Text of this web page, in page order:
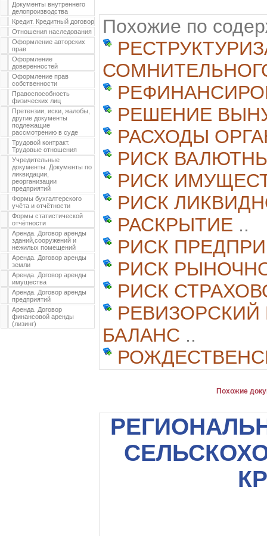
Документы внутреннего
делопроизводства
Кредит. Кредитный договор
Отношения наследования
Оформление авторских
прав
Оформление
доверенностей
Оформление прав
собственности
Правоспособность
физических лиц
Претензии, иски, жалобы,
другие документы
подлежащие
рассмотрению в суде
Трудовой контракт.
Трудовые отношения
Учредительные
документы. Документы по
ликвидации,
реорганизации
предприятий
Формы бухгалтерского
учёта и отчётности
Формы статистической
отчётности
Аренда. Договор аренды
зданий,сооружений и
нежилых помещений
Аренда. Договор аренды
земли
Аренда. Договор аренды
имущества
Аренда. Договор аренды
предприятий
Аренда. Договор
финансовой аренды
(лизинг)
Похожие по
РЕШЕНИЕ
РАСХОДЫ
РИСК
РИСК
РИСК
РАСКРЫТИЕ ..
РИСК
РИСК
РИСК
РЕВИЗОРСКИЙ
БАЛАНС ..
Похожие